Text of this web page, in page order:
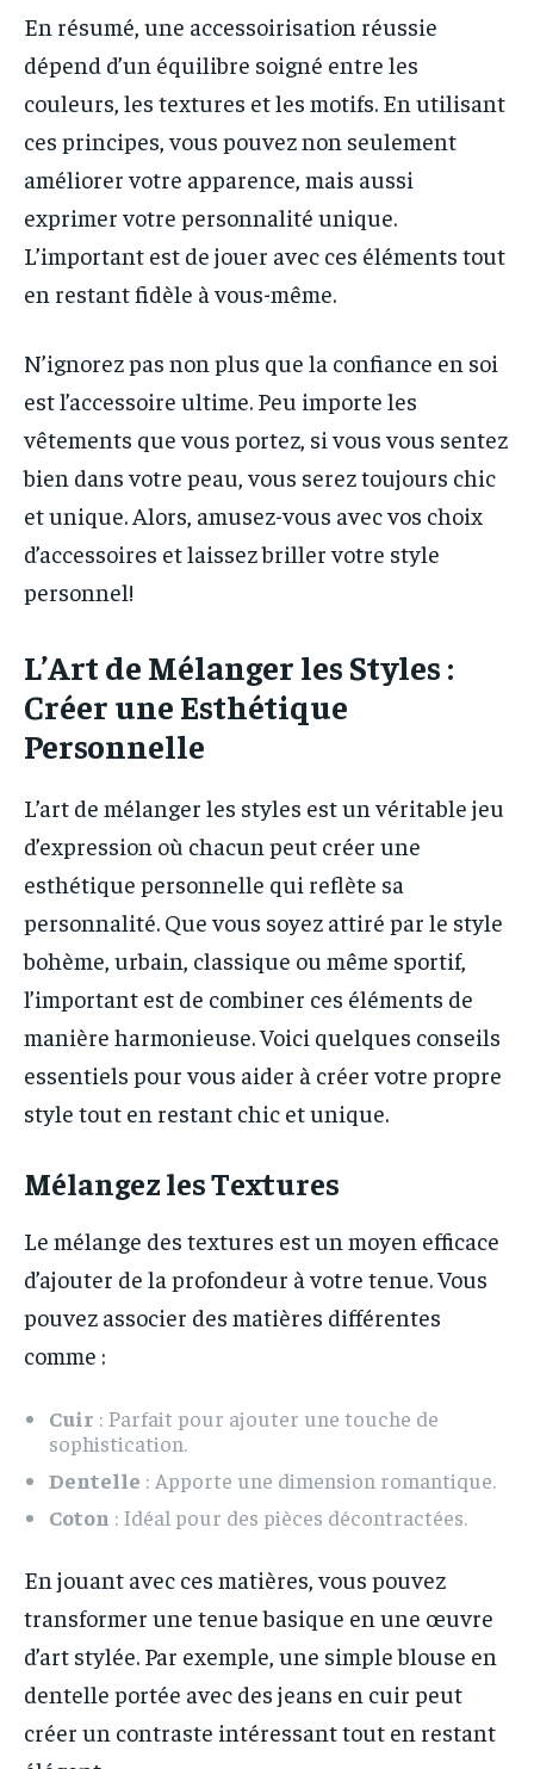
En résumé, une accessoirisation réussie
dépend d’un équilibre soigné entre les
couleurs, les textures et les motifs. En utilisant
ces principes, vous pouvez non seulement
améliorer votre apparence, mais aussi
exprimer votre personnalité unique.
L’important est de jouer avec ces éléments tout
en restant fidèle à vous-même.
N’ignorez pas non plus que la confiance en soi
est l’accessoire ultime. Peu importe les
vêtements que vous portez, si vous vous sentez
bien dans votre peau, vous serez toujours chic
et unique. Alors, amusez-vous avec vos choix
d’accessoires et laissez briller votre style
personnel!
L’Art de Mélanger les Styles :
Créer une Esthétique
Personnelle
L’art de mélanger les styles est un véritable jeu
d’expression où chacun peut créer une
esthétique personnelle qui reflète sa
personnalité. Que vous soyez attiré par le style
bohème, urbain, classique ou même sportif,
l’important est de combiner ces éléments de
manière harmonieuse. Voici quelques conseils
essentiels pour vous aider à créer votre propre
style tout en restant chic et unique.
Mélangez les Textures
Le mélange des textures est un moyen efficace
d’ajouter de la profondeur à votre tenue. Vous
pouvez associer des matières différentes
comme :
Cuir : Parfait pour ajouter une touche de
sophistication.
Dentelle : Apporte une dimension romantique.
Coton : Idéal pour des pièces décontractées.
En jouant avec ces matières, vous pouvez
transformer une tenue basique en une œuvre
d’art stylée. Par exemple, une simple blouse en
dentelle portée avec des jeans en cuir peut
créer un contraste intéressant tout en restant